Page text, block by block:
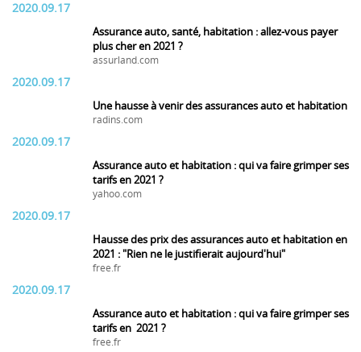
2020.09.17
Assurance auto, santé, habitation : allez-vous payer
plus cher en 2021 ?
assurland.com
2020.09.17
Une hausse à venir des assurances auto et habitation
radins.com
2020.09.17
Assurance auto et habitation : qui va faire grimper ses
tarifs en 2021 ?
yahoo.com
2020.09.17
Hausse des prix des assurances auto et habitation en
2021 : "Rien ne le justifierait aujourd'hui"
free.fr
2020.09.17
Assurance auto et habitation : qui va faire grimper ses
tarifs en 2021 ?
free.fr